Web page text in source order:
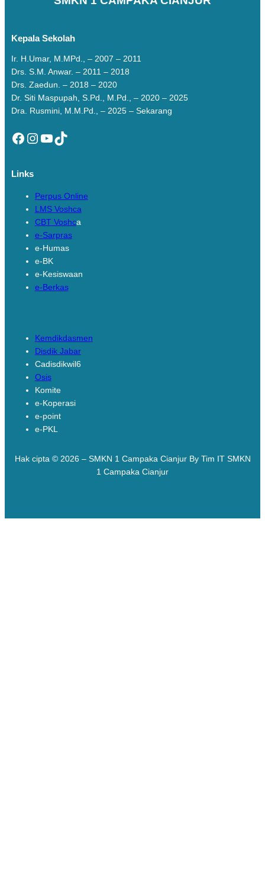
Kepala Sekolah
Ir. H.Umar, M.MPd., – 2007 – 2011
Drs. S.M. Anwar. – 2011 – 2018
Drs. Zaedun. – 2018 – 2020
Dr. Siti Maspupah, S.Pd., M.Pd., – 2020 – 2025
Dra. Rusmini, M.M.Pd., – 2025 – Sekarang
Facebook Instagram YouTube TikTok
Links
Perpus Online
LMS Voshca
CBT Voshca
e-Sarpras
e-Humas
e-BK
e-Kesiswaan
e-Berkas
Kemdikdasmen
Disdik Jabar
Cadisdikwil6
Osis
Komite
e-Koperasi
e-point
e-PKL
Hak cipta © 2026 – SMKN 1 Campaka Cianjur By Tim IT SMKN
1 Campaka Cianjur